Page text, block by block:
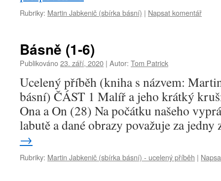
Rubriky: Martin Jabkenič (sbírka básní) | Napsat komentář
Básně (1-6)
Publikováno23. září, 2020 | Autor: Tom Patrick
Ucelený příběh (kniha s názvem:
básní) ČÁST 1 Malíř a jeho krátký
Ona a On (28) Na počátku našeho
labutě a dané obrazy považuje za
→
Rubriky: Martin Jabkenič (sbírka básní) - ucelený příběh |